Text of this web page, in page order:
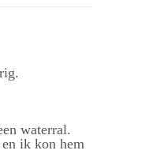
waterral.
ik kon hem